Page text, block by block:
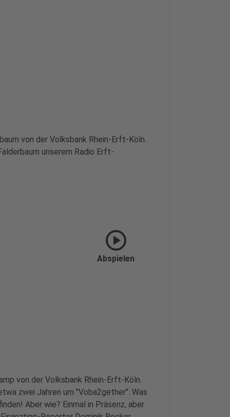
von der Volksbank Rhein-Erft-Köln.
unserem Radio Erft-
play_circle
Abspielen
von der Volksbank Rhein-Erft-Köln.
zwei Jahren um "Voba2gether". Was
Aber wie? Einmal in Präsenz, aber